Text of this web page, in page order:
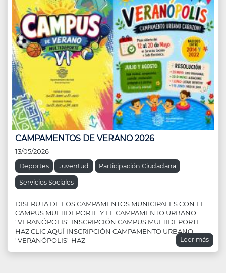
CAMPAMENTOS DE VERANO 2026
13/05/2026
Deportes Juventud Participación Ciudadana
Servicios Sociales
DISFRUTA DE LOS CAMPAMENTOS MUNICIPALES CON EL
CAMPUS MULTIDEPORTE Y EL CAMPAMENTO URBANO
"VERANÓPOLIS" INSCRIPCIÓN CAMPUS MULTIDEPORTE
HAZ CLIC AQUÍ INSCRIPCIÓN CAMPAMENTO URBANO
"VERANÓPOLIS" HAZ
Leer más